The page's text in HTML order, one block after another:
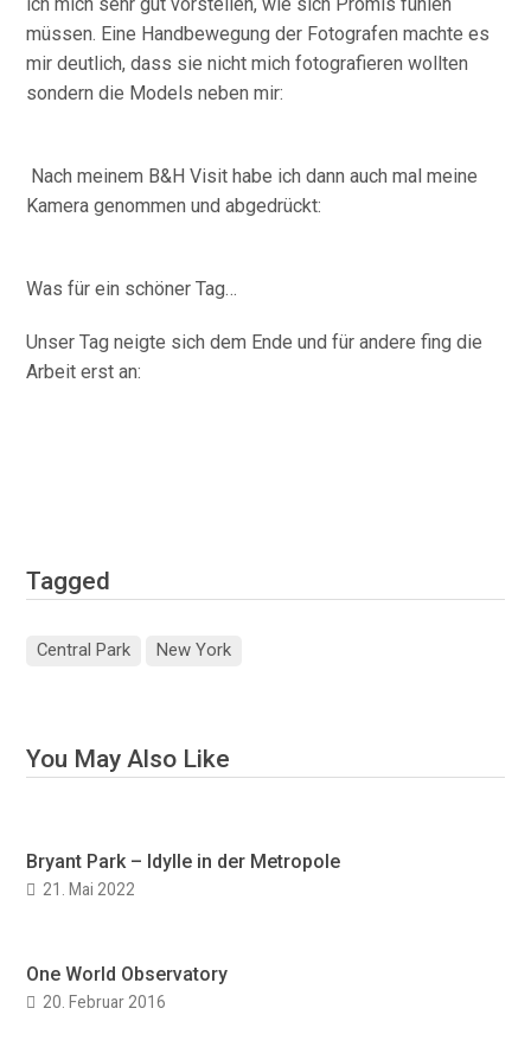
müssen. Eine Handbewegung der Fotografen machte es
mir deutlich, dass sie nicht mich fotografieren wollten
sondern die Models neben mir:
Nach meinem B&H Visit habe ich dann auch mal meine
Kamera genommen und abgedrückt:
Was für ein schöner Tag…
Unser Tag neigte sich dem Ende und für andere fing die
Arbeit erst an:
Tagged
Central Park New York
You May Also Like
Bryant Park – Idylle in der Metropole
21. Mai 2022
One World Observatory
20. Februar 2016